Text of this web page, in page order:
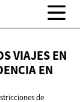
VIAJES EN
EN
de